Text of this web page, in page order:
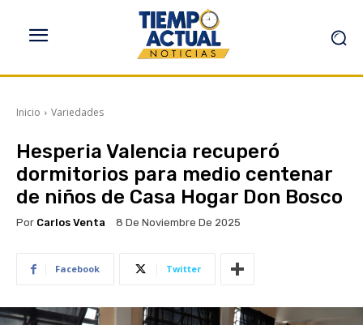
Inicio Variedades
Hesperia Valencia recuperó
dormitorios para medio centenar
de niños de Casa Hogar Don Bosco
Por Carlos Venta 8 De Noviembre De 2025
Facebook Twitter